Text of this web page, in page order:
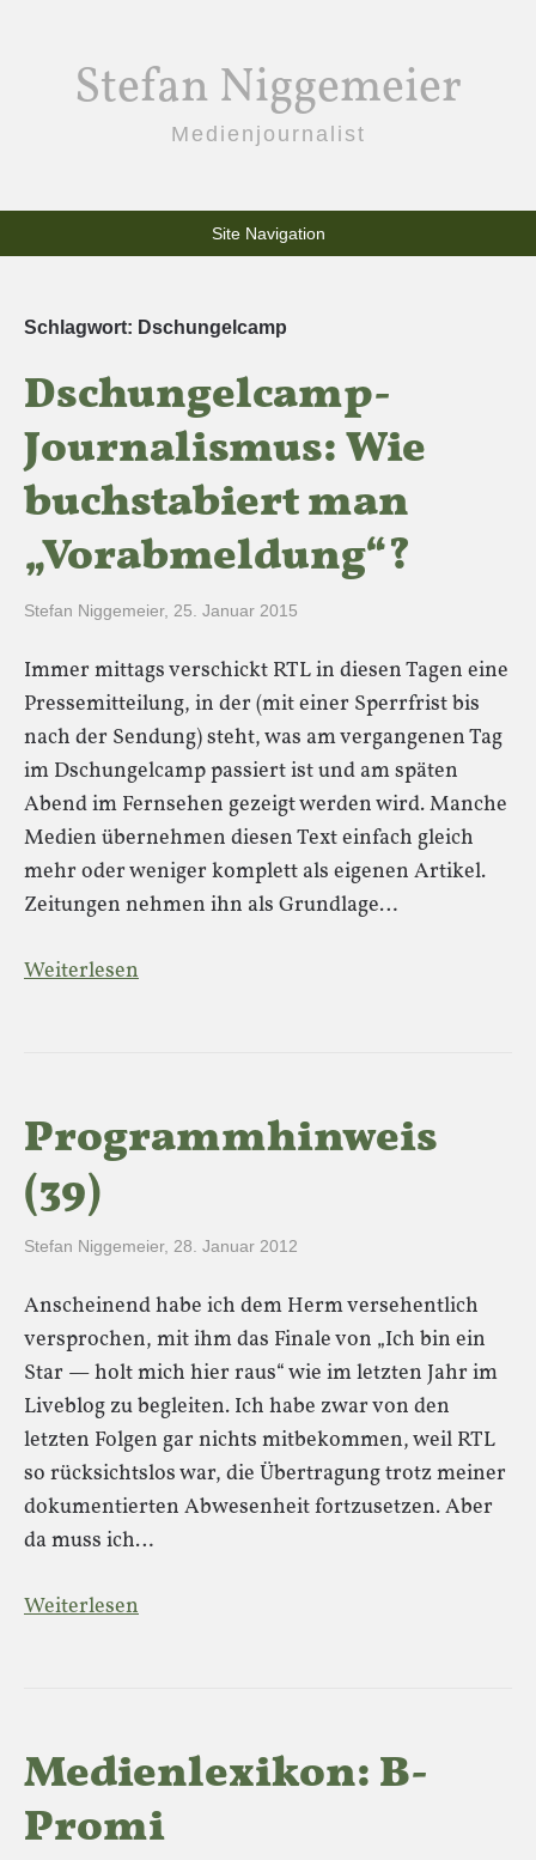
Stefan Niggemeier
Medienjournalist
Site Navigation
Schlagwort: Dschungelcamp
Dschungelcamp-
Journalismus: Wie
buchstabiert man
„Vorabmeldung“?
Stefan Niggemeier, 25. Januar 2015
Immer mittags verschickt RTL in diesen Tagen eine
Pressemitteilung, in der (mit einer Sperrfrist bis
nach der Sendung) steht, was am vergangenen Tag
im Dschungelcamp passiert ist und am späten
Abend im Fernsehen gezeigt werden wird. Manche
Medien übernehmen diesen Text einfach gleich
mehr oder weniger komplett als eigenen Artikel.
Zeitungen nehmen ihn als Grundlage…
Weiterlesen
Programmhinweis
(39)
Stefan Niggemeier, 28. Januar 2012
Anscheinend habe ich dem Herm versehentlich
versprochen, mit ihm das Finale von „Ich bin ein
Star — holt mich hier raus“ wie im letzten Jahr im
Liveblog zu begleiten. Ich habe zwar von den
letzten Folgen gar nichts mitbekommen, weil RTL
so rücksichtslos war, die Übertragung trotz meiner
dokumentierten Abwesenheit fortzusetzen. Aber
da muss ich…
Weiterlesen
Medienlexikon: B-
Promi